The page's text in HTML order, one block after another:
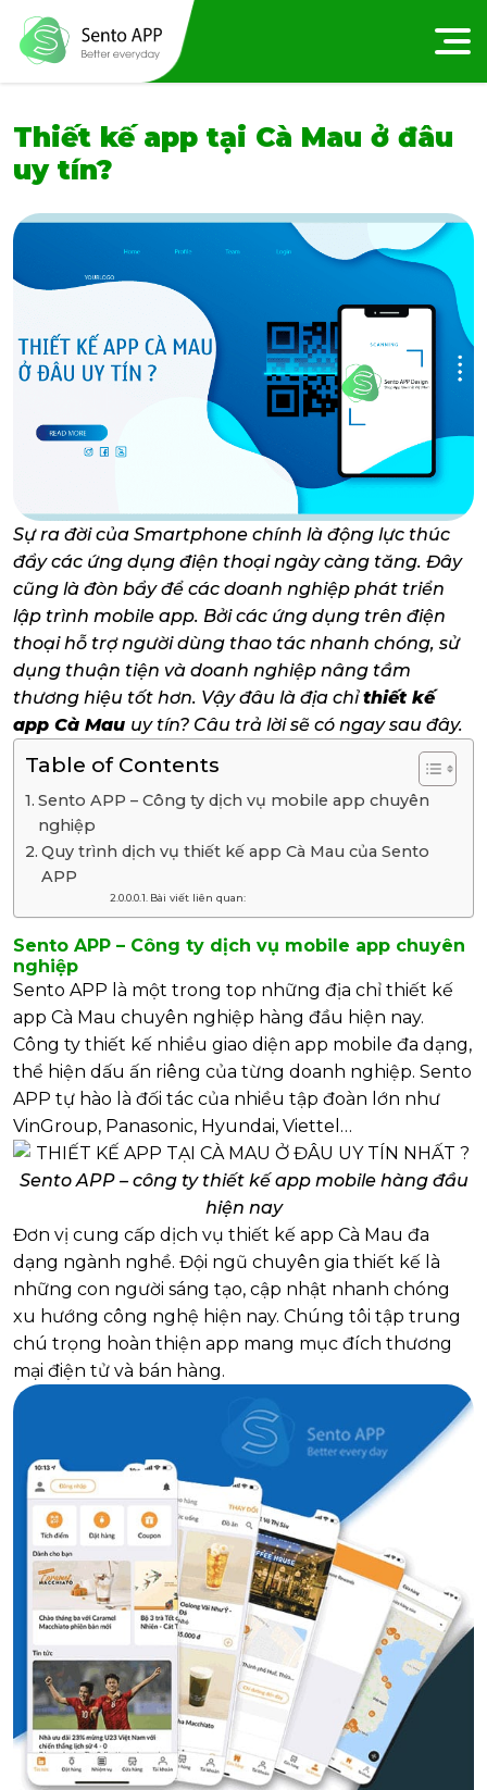
Thiết kế app tại Cà Mau ở đâu
uy tín?
Sự ra đời của Smartphone chính là động lực thúc
đẩy các ứng dụng điện thoại ngày càng tăng. Đây
cũng là đòn bẩy để các doanh nghiệp phát triển
lập trình mobile app. Bởi các ứng dụng trên điện
thoại hỗ trợ người dùng thao tác nhanh chóng, sử
dụng thuận tiện và doanh nghiệp nâng tầm
thương hiệu tốt hơn. Vậy đâu là địa chỉthiết kế
app Cà Mau uy tín? Câu trả lời sẽ có ngay sau đây.
Table of Contents
Sento APP – Công ty dịch vụ mobile app chuyên
nghiệp
Quy trình dịch vụ thiết kế app Cà Mau của Sento
APP
Bài viết liên quan:
Sento APP – Công ty dịch vụ mobile app chuyên
nghiệp
Sento APP là một trong top những địa chỉ thiết kế
app Cà Mau chuyên nghiệp hàng đầu hiện nay.
Công ty thiết kế nhiều giao diện app mobile đa dạng,
thể hiện dấu ấn riêng của từng doanh nghiệp. Sento
APP tự hào là đối tác của nhiều tập đoàn lớn như
VinGroup, Panasonic, Hyundai, Viettel…
Sento APP – công ty thiết kế app mobile hàng đầu
hiện nay
Đơn vị cung cấp dịch vụ thiết kế app Cà Mau đa
dạng ngành nghề. Đội ngũ chuyên gia thiết kế là
những con người sáng tạo, cập nhật nhanh chóng
xu hướng công nghệ hiện nay. Chúng tôi tập trung
chú trọng hoàn thiện app mang mục đích thương
mại điện tử và bán hàng.